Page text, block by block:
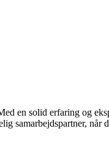
en solid erfaring og
samarbejdspartner,